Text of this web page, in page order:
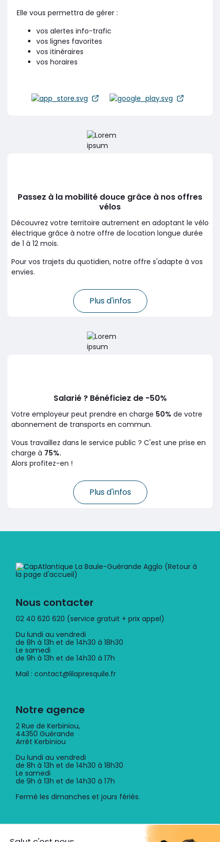
Elle vous permettra de gérer :
vos alertes info-trafic
vos lignes favorites
vos itinéraires
vos horaires
Passez à la mobilité douce grâce à nos offres
vélos
Découvrez votre territoire autrement en adoptant le vélo
électrique grâce à notre offre de location longue durée
de 1 à 12 mois.
Pour vos trajets du quotidien, notre offre s'adapte à vos
envies.
Plus d'infos
Salarié ? Bénéficiez de -50%
Votre employeur peut prendre en charge 50% de votre
abonnement de transports en commun.
Vous travaillez dans le service public ? C'est une prise en
charge à 75%.
Alors profitez-en !
Plus d'infos
Nous contacter
02 40 620 620 (service gratuit + prix appel)
Du lundi au vendredi
de 8h à 13h et de 14h30 à 18h30
Le samedi
de 9h à 13h et de 14h30 à 17h
Mail : contact@lilapresquile.fr
Notre agence
2 Rue de Kerbiniou,
44350 Guérande
Arrêt Kerbiniou
Du lundi au vendredi
de 8h à 13h et de 14h30 à 18h30
Le samedi
de 9h à 13h et de 14h30 à 17h
Fermé les dimanches et jours fériés.